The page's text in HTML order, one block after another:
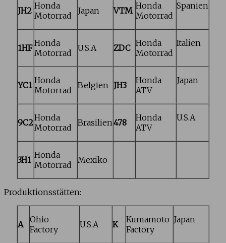
JH2 Honda
Motorrad
Japan VTM Honda
Motorrad
Spanien
1HF Honda
Motorrad
U.S.A ZDC Honda
Motorrad
Italien
YC1 Honda
Motorrad
Belgien JH3
Honda
ATV
Japan
9C2Honda
Motorrad
Brasilien478
Honda
ATV
U.S.A
3H1 Honda
Motorrad
Mexiko
Produktionsstätten:
A
Ohio
Factory
U.S.A K
Kumamoto
Factory
Japan